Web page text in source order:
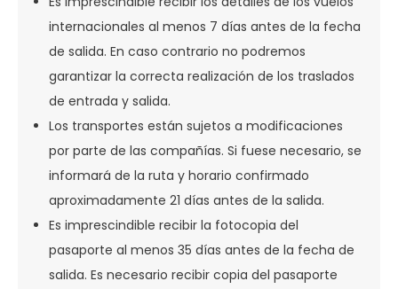
internacionales al menos 7 días antes de la fecha
de salida. En caso contrario no podremos
garantizar la correcta realización de los traslados
de entrada y salida.
Los transportes están sujetos a modificaciones
por parte de las compañías. Si fuese necesario, se
informará de la ruta y horario confirmado
aproximadamente 21 días antes de la salida.
Es imprescindible recibir la fotocopia del
pasaporte al menos 35 días antes de la fecha de
salida. Es necesario recibir copia del pasaporte